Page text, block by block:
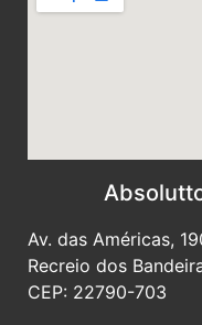
Av. das Américas,
Recreio dos
CEP: 22790-703